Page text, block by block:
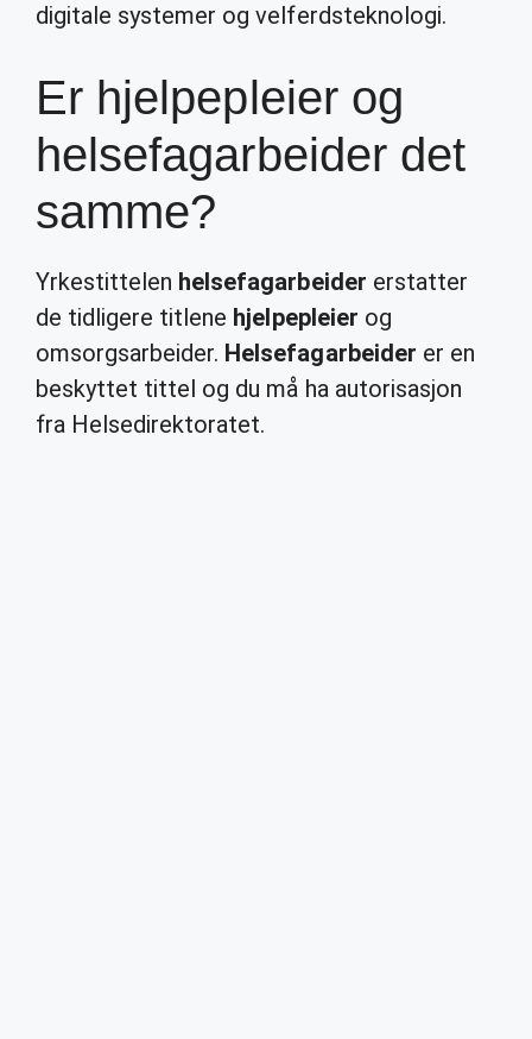
digitale systemer og velferdsteknologi.
Er hjelpepleier og
helsefagarbeider det
samme?
Yrkestittelen helsefagarbeider erstatter
de tidligere titlene hjelpepleier og
omsorgsarbeider. Helsefagarbeider er en
beskyttet tittel og du må ha autorisasjon
fra Helsedirektoratet.